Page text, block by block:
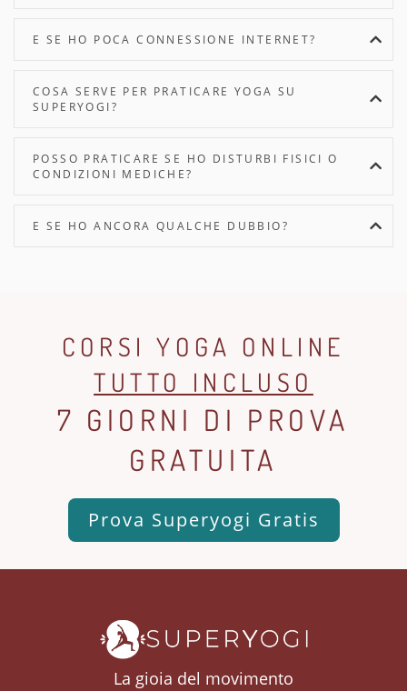
E SE HO POCA CONNESSIONE INTERNET?
COSA SERVE PER PRATICARE YOGA SU
SUPERYOGI?
POSSO PRATICARE SE HO DISTURBI FISICI O
CONDIZIONI MEDICHE?
E SE HO ANCORA QUALCHE DUBBIO?
CORSI YOGA ONLINE
TUTTO INCLUSO
7 GIORNI DI PROVA
GRATUITA
Prova Superyogi Gratis
La gioia del movimento